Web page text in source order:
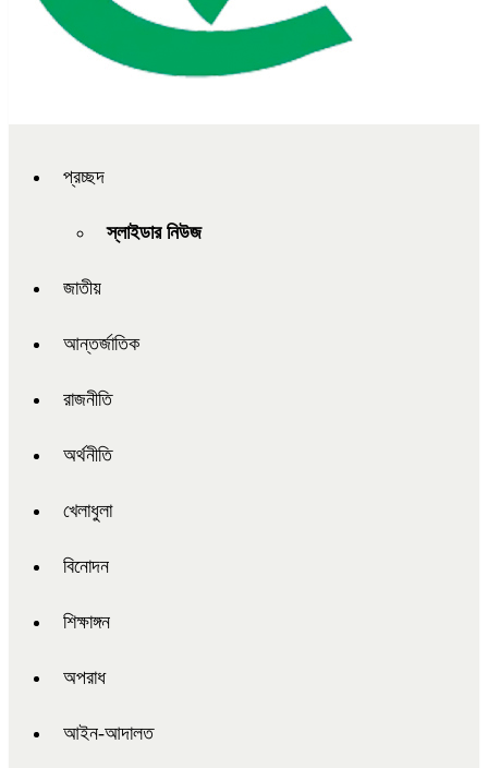
প্রচ্ছদ
স্লাইডার নিউজ
জাতীয়
আন্তর্জাতিক
রাজনীতি
অর্থনীতি
খেলাধুলা
বিনোদন
শিক্ষাঙ্গন
অপরাধ
আইন-আদালত